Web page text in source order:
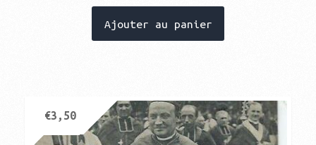
Ajouter au panier
€3,50